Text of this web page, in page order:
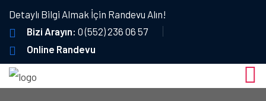
Detaylı Bilgi Almak İçin Randevu Alın!
Bizi Arayın: 0 (552) 236 06 57
Online Randevu